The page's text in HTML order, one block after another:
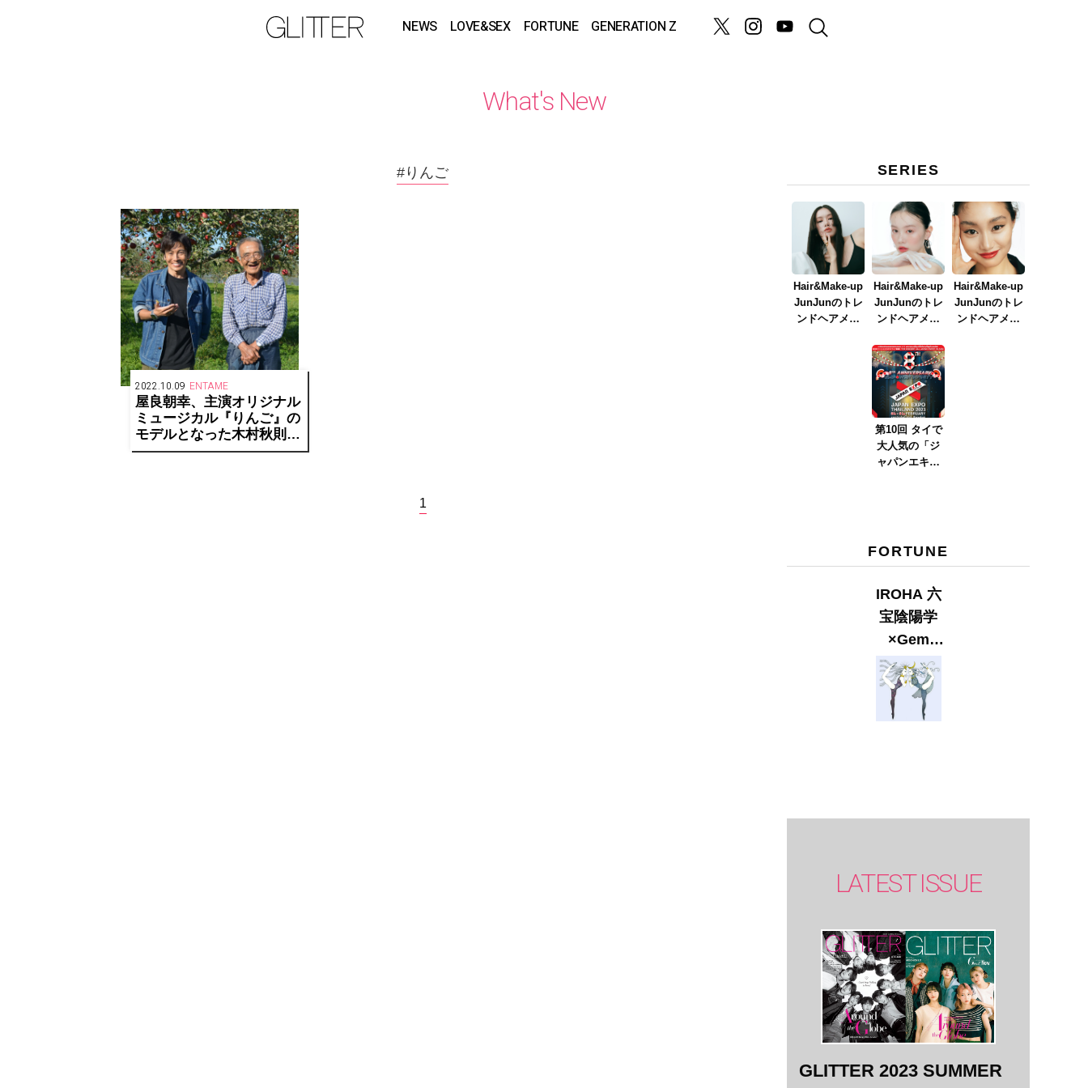
NEWS LOVE&SEX FORTUNE GENERATION Z
What's New
#りんご
2022.10.09 ENTAME
屋良朝幸、主演オリジナル
ミュージカル『りんご』の
モデルとなった木村秋則氏
のりんご畑を訪問
1
SERIES
Hair&Make-up
JunJunのトレ
ンドヘアメイ
Hair&Make-up
JunJunのトレ
ンドヘアメイ
イク
ver.2023』
Hair&Make-up
JunJunのトレ
ンドヘアメイ
第10回 タイで
大人気の「ジ
ャパンエキス
FORTUNE
IROHA 六
宝陰陽学
×Gem
Muse
【GLITTER
2023
LATEST ISSUE
GLITTER 2023 SUMMER